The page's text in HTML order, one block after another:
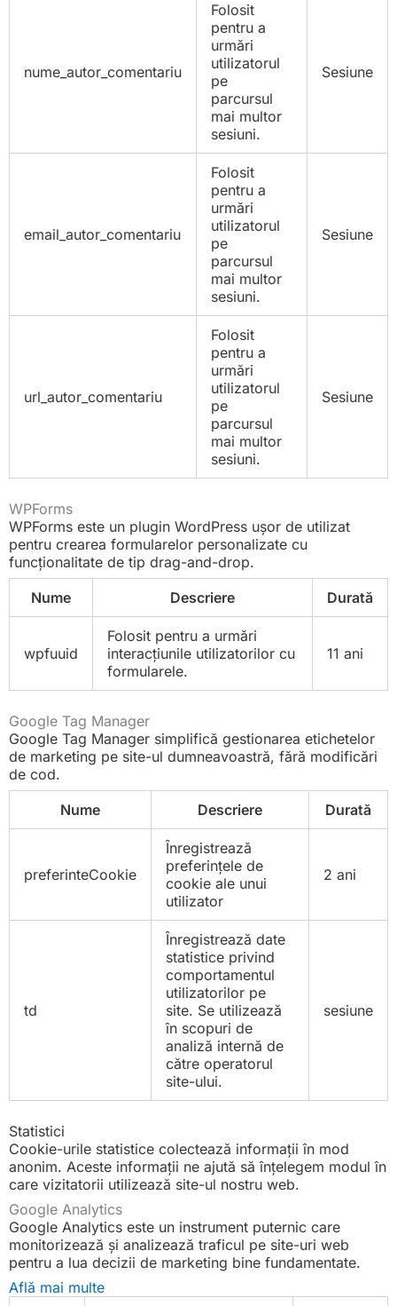
nume_autor_comentariu
Folosit
pentru a
urmări
utilizatorul
pe
parcursul
mai multor
sesiuni.
Sesiune
email_autor_comentariu
Folosit
pentru a
urmări
utilizatorul
pe
parcursul
mai multor
sesiuni.
Sesiune
url_autor_comentariu
Folosit
pentru a
urmări
utilizatorul
pe
parcursul
mai multor
sesiuni.
Sesiune
WPForms
WPForms este un plugin WordPress ușor de utilizat
pentru crearea formularelor personalizate cu
funcționalitate de tip drag-and-drop.
Nume
Descriere Durată
wpfuuid
Folosit pentru a urmări
interacțiunile utilizatorilor cu
formularele.
11 ani
Google Tag Manager
Google Tag Manager simplifică gestionarea etichetelor
de marketing pe site-ul dumneavoastră, fără modificări
de cod.
Nume
Descriere Durată
preferinteCookie
Înregistrează
preferințele de
cookie ale unui
utilizator
2 ani
td
Înregistrează date
statistice privind
comportamentul
utilizatorilor pe
site. Se utilizează
în scopuri de
analiză internă de
către operatorul
site-ului.
sesiune
Statistici
Cookie-urile statistice colectează informații în mod
anonim. Aceste informații ne ajută să înțelegem modul în
care vizitatorii utilizează site-ul nostru web.
Google Analytics
Google Analytics este un instrument puternic care
monitorizează și analizează traficul pe site-uri web
pentru a lua decizii de marketing bine fundamentate.
Află mai multe